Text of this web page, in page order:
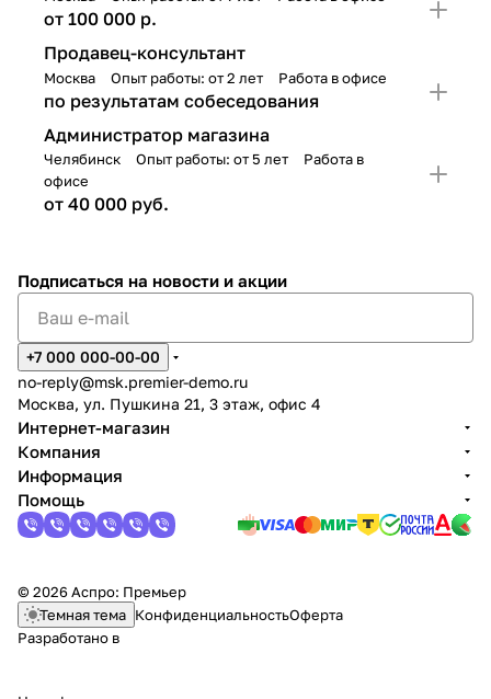
от 100 000 р.
Продавец-консультант
Москва Опыт работы: от 2 лет Работа в офисе
по результатам собеседования
Администратор магазина
Челябинск Опыт работы: от 5 лет
Работа в
офисе
от 40 000 руб.
Подписаться на новости и акции
+7 000 000-00-00
no-reply@msk.premier-demo.ru
Москва, ул. Пушкина 21, 3 этаж, офис 4
Интернет-магазин
Компания
Информация
Помощь
© 2026 Аспро: Премьер
Темная тема КонфиденциальностьОферта
Разработано в